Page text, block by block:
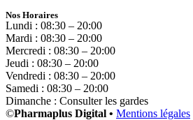
Nos Horaires
Lundi : 08:30 – 20:00
Mardi : 08:30 – 20:00
Mercredi : 08:30 – 20:00
Jeudi : 08:30 – 20:00
Vendredi : 08:30 – 20:00
Samedi : 08:30 – 20:00
Dimanche : Consulter les gardes
©Pharmaplus Digital • Mentions légales